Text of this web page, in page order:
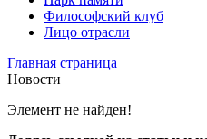
Философский клуб
Лицо отрасли
Главная страница
Новости
Элемент не найден!